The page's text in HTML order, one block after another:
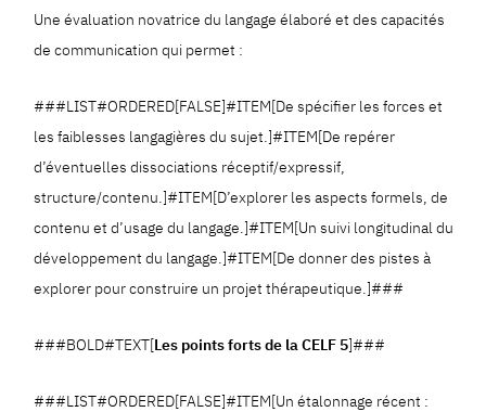
Une évaluation novatrice du langage élaboré et des capacités
de communication qui permet :
###LIST#ORDERED[FALSE]#ITEM[De spécifier les forces et
les faiblesses langagières du sujet.]#ITEM[De repérer
d’éventuelles dissociations réceptif/expressif,
structure/contenu.]#ITEM[D’explorer les aspects formels, de
contenu et d’usage du langage.]#ITEM[Un suivi longitudinal du
développement du langage.]#ITEM[De donner des pistes à
explorer pour construire un projet thérapeutique.]###
###BOLD#TEXT[Les points forts de la CELF 5]###
###LIST#ORDERED[FALSE]#ITEM[Un étalonnage récent :